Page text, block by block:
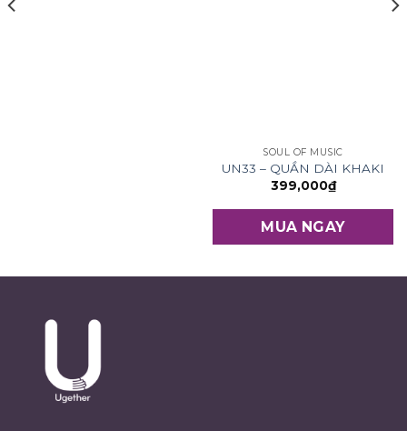
SOUL OF MUSIC
UN33 – QUẦN DÀI KHAKI
399,000₫
MUA NGAY